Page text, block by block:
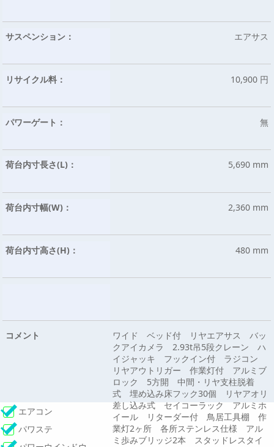
サスペンション： エアサス
リサイクル料： 10,900 円
パワーゲート： 無
荷台内寸長さ(L)： 5,690 mm
荷台内寸幅(W)： 2,360 mm
荷台内寸高さ(H)： 480 mm
コメント
ワイド ベッド付 リヤエアサス バッ
クアイカメラ 2.93t吊5段クレーン ハ
イジャッキ フックイン付 ラジコン
リヤアウトリガー 作業灯付 アルミブ
ロック 5方開 中間・リヤ支柱脱着
式 埋め込み床フック30個 リヤアオリ
差し込み式 セイコーラック アルミホ
イール リターダー付 鳥居工具棚 作
業灯2ヶ所 各所ステンレス仕様 アル
ミ歩みブリッジ2本 スタッドレスタイ
エアコン
パワステ